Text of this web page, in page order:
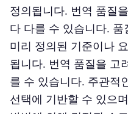
정의됩니다. 번역 품질
다 다를 수 있습니다.
미리 정의된 기준이나
됩니다. 번역 품질을 고
를 수 있습니다. 주관적
선택에 기반할 수 있으